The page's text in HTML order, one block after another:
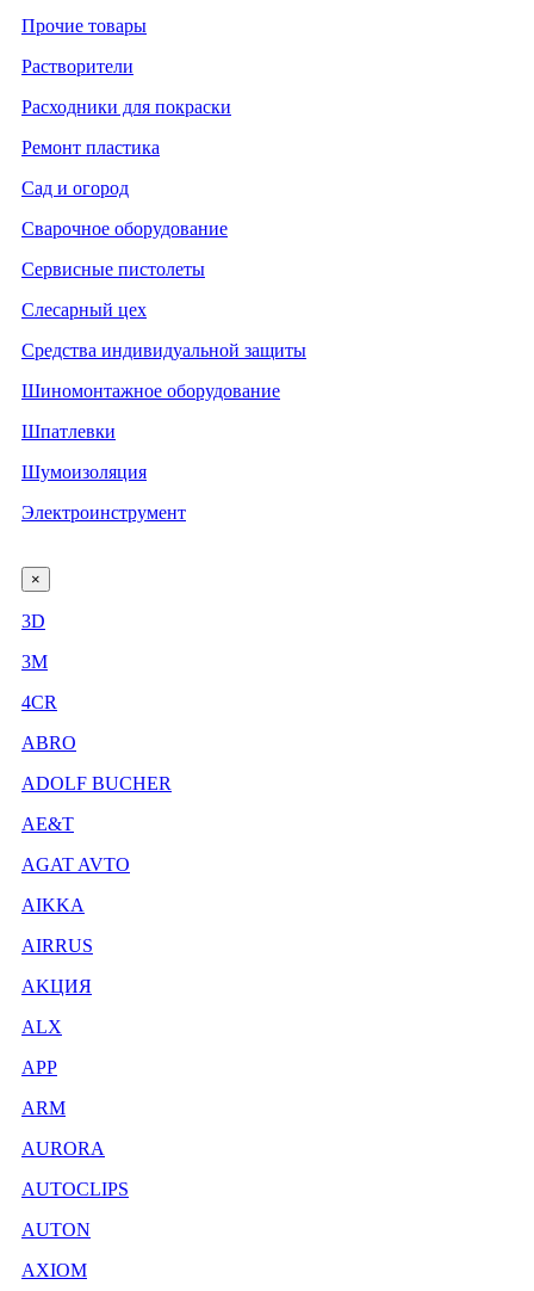
Прочие товары
Растворители
Расходники для покраски
Ремонт пластика
Сад и огород
Сварочное оборудование
Сервисные пистолеты
Слесарный цех
Средства индивидуальной защиты
Шиномонтажное оборудование
Шпатлевки
Шумоизоляция
Электроинструмент
×
3D
3М
4CR
ABRO
ADOLF BUCHER
AE&T
AGAT AVTO
AIKKA
AIRRUS
AKЦИЯ
ALX
APP
ARM
AURORA
AUTOCLIPS
AUTON
AXIOM